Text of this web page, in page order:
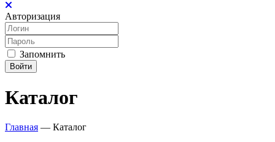
Авторизация
Запомнить
Войти
Каталог
Главная — Каталог